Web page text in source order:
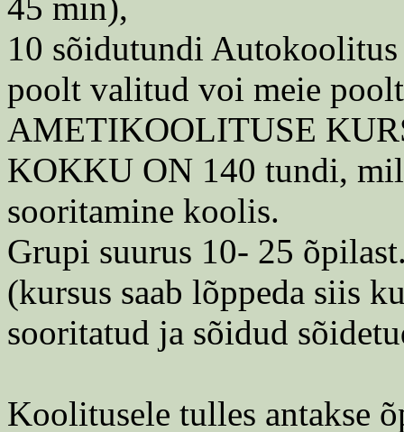
45 min),
10 sõidutundi
poolt valitud voi meie
AMETIKOOLITUSE
KOKKU ON 140 tundi,
sooritamine koolis.
Grupi suurus 10- 25
(kursus saab lõppeda siis
sooritatud ja sõidud
Koolitusele tulles antakse